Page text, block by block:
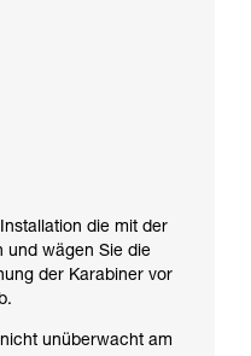
die mit der
und wägen Sie die
der Karabiner vor
unüberwacht am